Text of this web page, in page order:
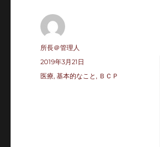
投
稿
所長＠管理人
投
稿
2019年3月21日
カ
医療,基本的なこと , ＢＣＰ